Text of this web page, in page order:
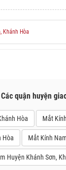
Khánh Hòa
Các quận huyện
Hòa Mắt
Hòa Mắt Kính
Huyện Khánh Sơn,